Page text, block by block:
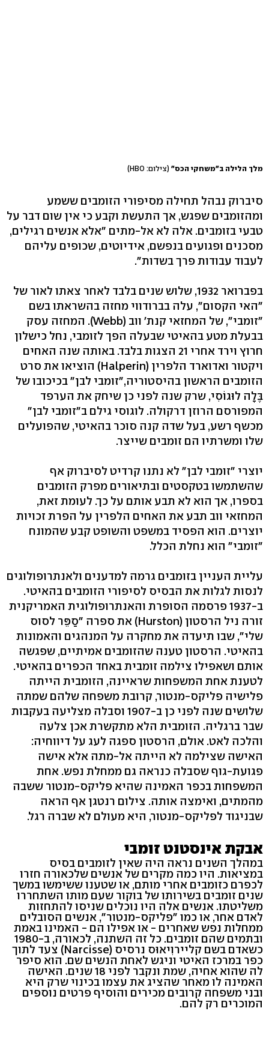
מלך הלילה ב"משחקי הכס" (צילום: HBO)
סיברוק נבהל תחילה מסיפורי הזומבים ששמע
ומהזומבים שפגש, אך התעשת וקבע כי אין שום דבר על
טבעי בזומבים. אלה לא אל-מתים "אלא אנשים רגילים,
מסכנים ופגועים בנפשם, אידיוטים, שכופים עליהם
לעבוד עבודות פרך בשדות".
בפברואר 1932, שלוש שנים בלבד לאחר צאתו לאור של
"האי הקסום", עלה בברודווי מחזה בהשראתו בשם
"זומבי", של המחזאי קנת' ווב (Webb). המחזה עסק
בבעלת מטע בהאיטי שבעלה הפך לזומבי, נחל כישלון
חרוץ וירד אחרי 21 הצגות בלבד. באותה שנה האחים
ויקטור ואדוארד הלפרין (Halperin) הוציאו את סרט
הזומבים הראשון בהיסטוריה,"זומבי לבן" בכיכובו של
בֶּלָה לוּגוֹסִי, שרק שנה לפני כן שיחק את הערפד
המפורסם הרוזן דרקולה. לוגוסי גילם ב"זומבי לבן"
מכשף רשע, בעל שדה קנה סוכר בהאיטי, שהפועלים
שלו ומשרתיו הם זומבים שייצר.
יוצרי "זומבי לבן" לא נתנו קרדיט לסיברוק אף
שהשתמשו בטקסטים ובתיאורים מפרק הזומבים
בספרו, אך הוא לא תבע אותם על כך. לעומת זאת,
המחזאי ווב תבע את האחים הלפרין על הפרת זכויות
יוצרים. הוא הפסיד במשפט והשופט קבע שהמונח
"זומבי" הוא נחלת הכלל.
עליית העניין בזומבים גרמה למדענים ולאנתרופולוגים
לנסות לגלות את הבסיס לסיפורי הזומבים בהאיטי.
ב-1937 פרסמה הסופרת והאנתרופולוגית האמריקנית
זורה ניל הרסטון (Hurston) את ספרה "סַפֵּר לסוס
שלי", שבו תיעדה את מחקרה על המנהגים והאמונות
בהאיטי. הרסטון טענה שהזומבים אמיתיים, שפגשה
אותם ושאפילו צילמה זומבית באחד הכפרים בהאיטי.
לטענת אחת המשפחות שראיינה, הזומבית הייתה
פלישיה פליקס-מנטור, קרובת משפחה שלהם שמתה
שלושים שנה לפני כן ב-1907 וסבלה מצליעה בעקבות
שבר ברגליה. הזומבית הלא מתקשרת אכן צלעה
והלכה לאט. אולם, הרסטון ספגה לעג על דיווחיה:
האישה שצילמה לא הייתה אל-מתה אלא אישה
פגועת-גוף שסבלה כנראה גם ממחלת נפש. אחת
המשפחות בכפר האמינה שהיא פליקס-מנטור ששבה
מהמתים, ואימצה אותה. צילום רנטגן אף הראה
שבניגוד לפליקס-מנטור, היא מעולם לא שברה רגל.
אבקת אינסטנט זומבי
במהלך השנים נראה היה שאין לזומבים בסיס
במציאות. היו כמה מקרים של אנשים שלכאורה חזרו
לכפרם כזומבים אחרי מותם, או שטענו ששימשו במשך
שנים זומבים בשירותו של בוקור שעם מותו השתחררו
משליטתו. אנשים אלה היו נוכלים שניסו להתחזות
לאדם אחר, או כמו "פליקס-מנטור", אנשים הסובלים
ממחלות נפש שאחרים - או אפילו הם - האמינו באמת
ובתמים שהם זומבים. כל זה השתנה, לכאורה, ב-1980
כשאדם בשם קליירוִיאוּס נרסיס (Narcisse) צעד לתוך
כפר במרכז האיטי וניגש לאחת הנשים שם. הוא סיפר
לה שהוא אחיה, שמת ונקבר לפני 18 שנים. האישה
האמינה לו מאחר שהציג את עצמו בכינוי שרק היא
ובני משפחה קרובים מכירים והוסיף פרטים נוספים
המוכרים רק להם.